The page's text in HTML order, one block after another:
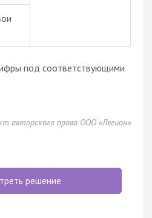
под соответствующими
авторского права ООО «Легион»
решение